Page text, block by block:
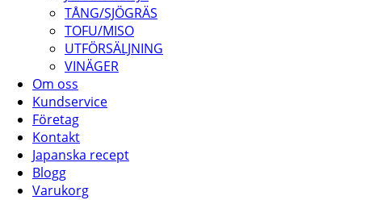
TÅNG/SJÖGRÄS
TOFU/MISO
UTFÖRSÄLJNING
VINÄGER
Om oss
Kundservice
Företag
Kontakt
Japanska recept
Blogg
Varukorg